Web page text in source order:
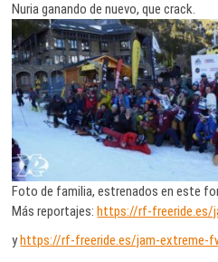
Nuria ganando de nuevo, que crack.
Foto de familia, estrenados en este
Más reportajes: https://rf-freeride.es/
y https://rf-freeride.es/jam-extreme-